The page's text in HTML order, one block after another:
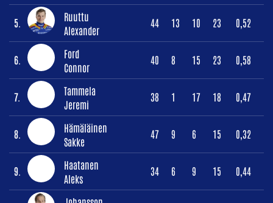
5.
Ruuttu
Alexander
44 13 10 23 0,52
6.
Ford
Connor
40 8 15 23 0,58
7.
Tammela
Jeremi
38 1 17 18 0,47
8.
Hämäläinen
Sakke
47 9 6 15 0,32
9.
Haatanen
Aleks
34 6 9 15 0,44